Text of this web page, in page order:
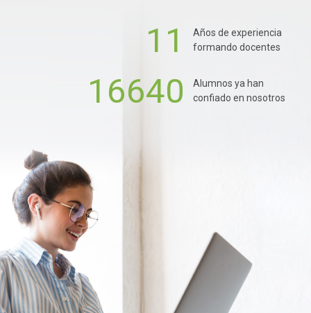
11
Años de experiencia
formando docentes
16640
Alumnos ya han
confiado en nosotros